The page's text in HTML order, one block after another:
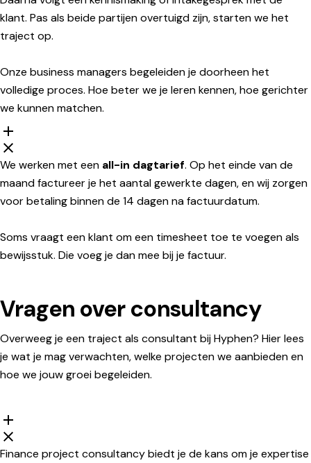
klant. Pas als beide partijen overtuigd zijn, starten we het
traject op.
Onze business managers begeleiden je doorheen het
volledige proces. Hoe beter we je leren kennen, hoe gerichter
we kunnen matchen.
We werken met een all-in dagtarief. Op het einde van de
maand factureer je het aantal gewerkte dagen, en wij zorgen
voor betaling binnen de 14 dagen na factuurdatum.
Soms vraagt een klant om een timesheet toe te voegen als
bewijsstuk. Die voeg je dan mee bij je factuur.
Vragen over consultancy
Overweeg je een traject als consultant bij Hyphen? Hier lees
je wat je mag verwachten, welke projecten we aanbieden en
hoe we jouw groei begeleiden.
Finance project consultancy biedt je de kans om je expertise